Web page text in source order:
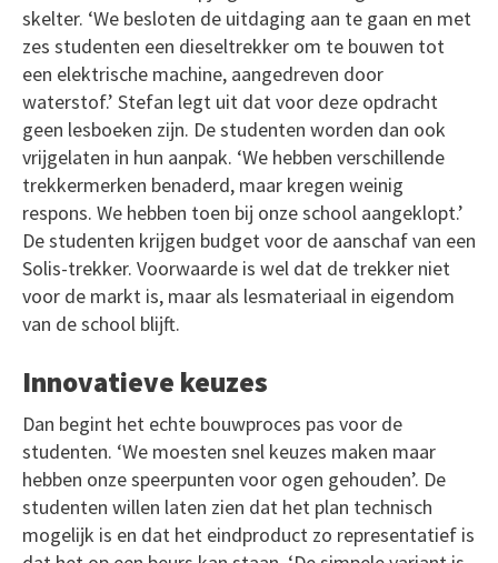
skelter. ‘We besloten de uitdaging aan te gaan en met
zes studenten een dieseltrekker om te bouwen tot
een elektrische machine, aangedreven door
waterstof.’ Stefan legt uit dat voor deze opdracht
geen lesboeken zijn. De studenten worden dan ook
vrijgelaten in hun aanpak. ‘We hebben verschillende
trekkermerken benaderd, maar kregen weinig
respons. We hebben toen bij onze school aangeklopt.’
De studenten krijgen budget voor de aanschaf van een
Solis-trekker. Voorwaarde is wel dat de trekker niet
voor de markt is, maar als lesmateriaal in eigendom
van de school blijft.
Innovatieve keuzes
Dan begint het echte bouwproces pas voor de
studenten. ‘We moesten snel keuzes maken maar
hebben onze speerpunten voor ogen gehouden’. De
studenten willen laten zien dat het plan technisch
mogelijk is en dat het eindproduct zo representatief is